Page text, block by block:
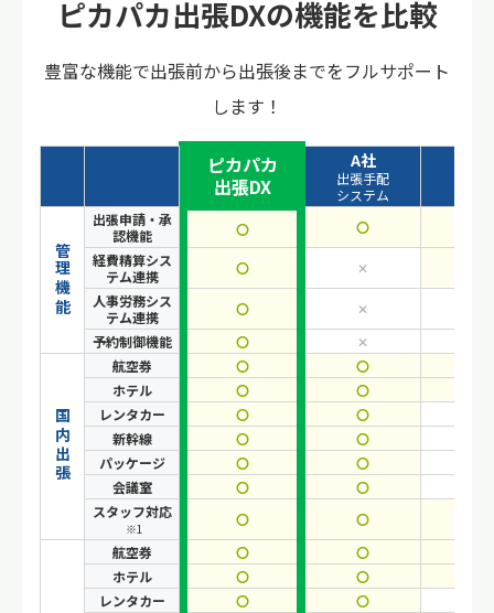
ピカパカ出張DXの機能を比較
豊富な機能で出張前から出張後までをフルサポート
します！
ピカパカ
出張DX
A社
出張手配
システム
管理機能
出張申請・承
認機能
〇 〇
経費精算シス
テム連携
〇 ✕
人事労務シス
テム連携
〇 ✕
予約制御機能
〇 ✕
国内出張
航空券 〇 〇
ホテル
〇 〇
レンタカー
〇 〇
新幹線
〇 〇
パッケージ
〇 〇
会議室
〇 〇
スタッフ対応
※1
〇 〇
航空券 〇 〇
ホテル
〇 〇
レンタカー
〇 〇